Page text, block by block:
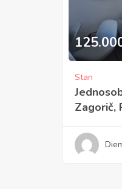
Stan
Zagorič,